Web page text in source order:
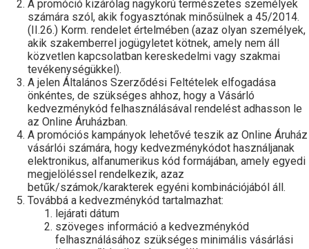
A promóció kizárólag nagykorú természetes személyek
számára szól, akik fogyasztónak minősülnek a 45/2014.
(II.26.) Korm. rendelet értelmében (azaz olyan személyek,
akik szakemberrel jogügyletet kötnek, amely nem áll
közvetlen kapcsolatban kereskedelmi vagy szakmai
tevékenységükkel).
A jelen Általános Szerződési Feltételek elfogadása
önkéntes, de szükséges ahhoz, hogy a Vásárló
kedvezménykód felhasználásával rendelést adhasson le
az Online Áruházban.
A promóciós kampányok lehetővé teszik az Online Áruház
vásárlói számára, hogy kedvezménykódot használjanak
elektronikus, alfanumerikus kód formájában, amely egyedi
megjelöléssel rendelkezik, azaz
betűk/számok/karakterek egyéni kombinációjából áll.
Továbbá a kedvezménykód tartalmazhat:
lejárati dátum
szöveges információ a kedvezménykód
felhasználásához szükséges minimális vásárlási